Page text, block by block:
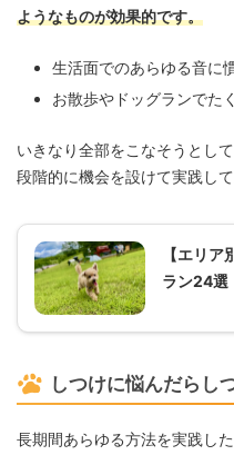
ようなものが効果的です。
生活面でのあらゆる音に
お散歩やドッグランでた
いきなり全部をこなそうとし
段階的に機会を設けて実践して
【エリ
ラン24選
しつけに悩んだらし
長期間あらゆる方法を実践し